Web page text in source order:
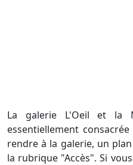
La galerie L'Oeil et la
essentiellement
rendre à la galerie, un
la rubrique "Accès". Si